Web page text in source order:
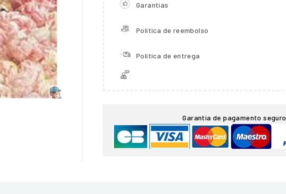

Garantias
Política de reembolso
Política de entrega
Garantia de pagamento seguro